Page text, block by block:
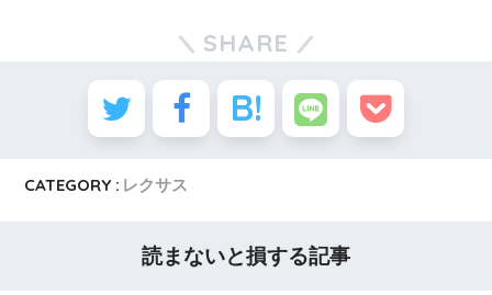
SHARE
CATEGORY : レクサス
読まないと損する記事